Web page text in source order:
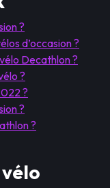
?
d’occasion ?
Decathlon ?
?
?
?
?